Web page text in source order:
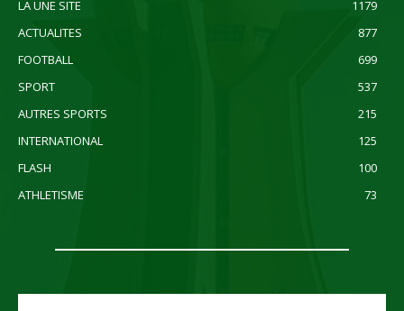
LA UNE SITE
1179
ACTUALITES
877
FOOTBALL
699
SPORT
537
AUTRES SPORTS
215
INTERNATIONAL
125
FLASH
100
ATHLETISME
73